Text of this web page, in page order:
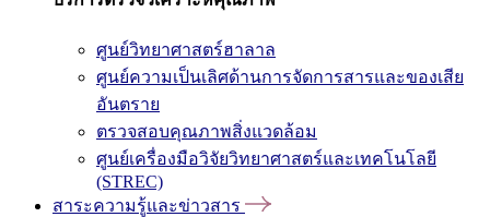
ศูนย์วิทยาศาสตร์ฮาลาล
ศูนย์ความเป็นเลิศด้านการจัดการสารและของเสีย
อันตราย
ตรวจสอบคุณภาพสิ่งแวดล้อม
ศูนย์เครื่องมือวิจัยวิทยาศาสตร์และเทคโนโลยี
(STREC)
สาระความรู้และข่าวสาร